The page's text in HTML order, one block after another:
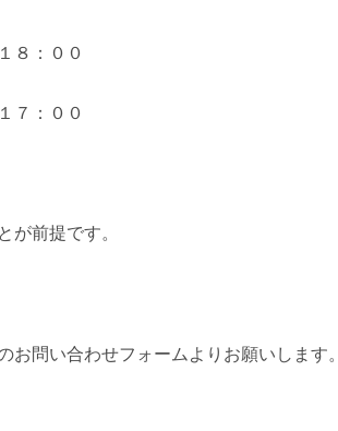
８：００
７：００
が前提です。
お問い合わせフォームよりお願いします。